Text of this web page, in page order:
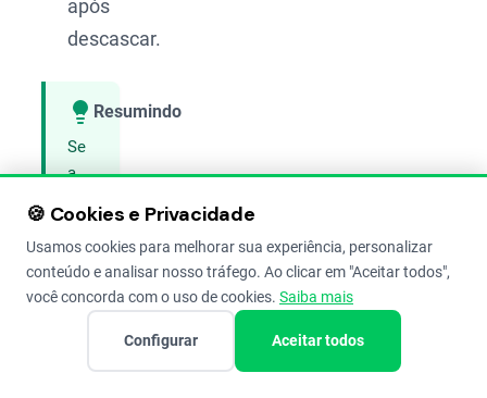
após
descascar.
Resumindo
Se
a
descascada
ficar
preta,
não
🍪 Cookies e Privacidade
Usamos cookies para melhorar sua experiência, personalizar
conteúdo e analisar nosso tráfego. Ao clicar em "Aceitar todos",
você concorda com o uso de cookies. Saiba mais
Configurar Aceitar todos